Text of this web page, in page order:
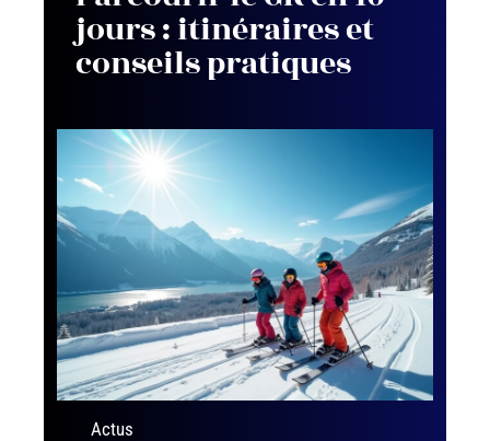
jours : itinéraires et
conseils pratiques
Actus